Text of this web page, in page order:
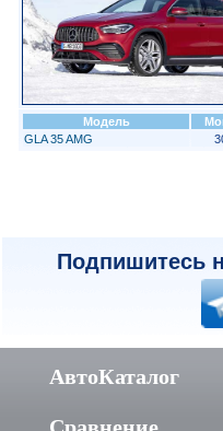
Модель
GLA 35 AMG
Подпишитесь
АвтоКаталог